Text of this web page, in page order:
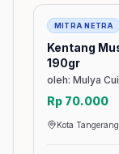
Barang
MITRA NETRA
Kentang
190gr
oleh: Mulya
Rp 70.000
Kota Tangerang